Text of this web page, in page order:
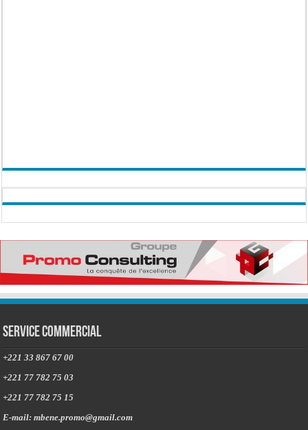
Service commercial
+221 33 867 67 00
+221 77 782 75 03
+221 77 782 75 15
E-mail: mbene.promo@gmail.com